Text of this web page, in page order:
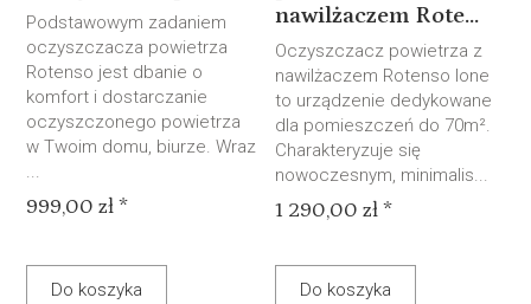
Podstawowym zadaniem
oczyszczacza powietrza
Rotenso jest dbanie o
komfort i dostarczanie
oczyszczonego powietrza
w Twoim domu, biurze. Wraz
...
999,00 zł *
Do koszyka
nawilżaczem Rote...
Oczyszczacz powietrza z
nawilżaczem Rotenso Ione
to urządzenie dedykowane
dla pomieszczeń do 70m².
Charakteryzuje się
nowoczesnym, minimalis...
1 290,00 zł *
Do koszyka